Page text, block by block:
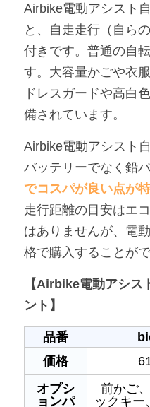
Airbike電動アシスト
と、自走走行（自ら
付きです。普通の自
す。大容量かごや衣
ドレスガードや高白
備されています。
Airbike電動アシスト
バッテリーでなく鉛
でコスパが良い点が特
走行距離の目安はエ
はありませんが、電
格で購入することがで
【Airbike電動アシス
ント】
品番
価格
オプシ
ョンパ
前かご
ックキー